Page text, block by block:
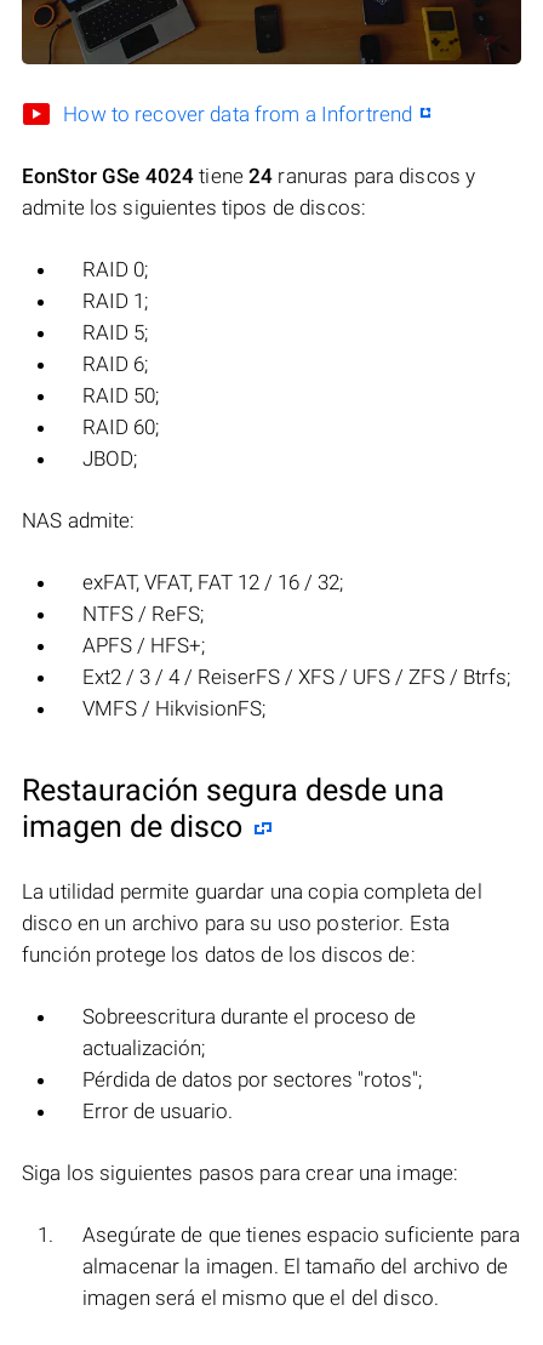
How to recover data from a Infortrend
EonStor GSe 4024 tiene24 ranuras para discos y
admite los siguientes tipos de discos:
RAID 0;
RAID 1;
RAID 5;
RAID 6;
RAID 50;
RAID 60;
JBOD;
NAS admite:
exFAT, VFAT, FAT 12 / 16 / 32;
NTFS / ReFS;
APFS / HFS+;
Ext2 / 3 / 4 / ReiserFS / XFS / UFS / ZFS / Btrfs;
VMFS / HikvisionFS;
Restauración segura desde una
imagen de disco
La utilidad permite guardar una copia completa del
disco en un archivo para su uso posterior. Esta
función protege los datos de los discos de:
Sobreescritura durante el proceso de
actualización;
Pérdida de datos por sectores "rotos";
Error de usuario.
Siga los siguientes pasos para crear una image:
Asegúrate de que tienes espacio suficiente para
almacenar la imagen. El tamaño del archivo de
imagen será el mismo que el del disco.